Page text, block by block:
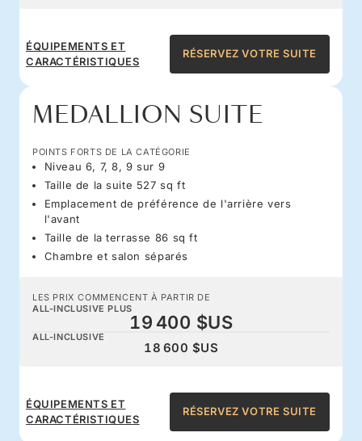
ÉQUIPEMENTS ET
CARACTÉRISTIQUES
RÉSERVEZ VOTRE SUITE
MEDALLION SUITE
POINTS FORTS DE LA CATÉGORIE
Niveau 6, 7, 8, 9 sur 9
Taille de la suite 527 sq ft
Emplacement de préférence de l'arrière vers
l'avant
Taille de la terrasse 86 sq ft
Chambre et salon séparés
LES PRIX COMMENCENT À PARTIR DE
ALL-INCLUSIVE PLUS
19 400 $US
ALL-INCLUSIVE
18 600 $US
ÉQUIPEMENTS ET
CARACTÉRISTIQUES
RÉSERVEZ VOTRE SUITE